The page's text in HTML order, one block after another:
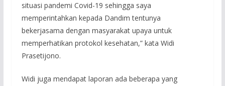
situasi pandemi Covid-19 sehingga saya
memperintahkan kepada Dandim tentunya
bekerjasama dengan masyarakat upaya untuk
memperhatikan protokol kesehatan,” kata Widi
Prasetijono.
Widi juga mendapat laporan ada beberapa yang